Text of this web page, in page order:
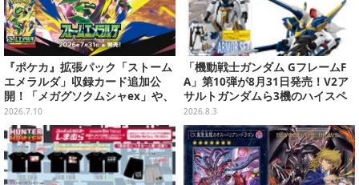
『ポケカ』拡張パック「ストーム
エメラルダ」収録カード追加公
開！「メガグソクムシャex」や、
2枚1組で使うスタジアムがさらに
登場
2026.7.10
「機動戦士ガンダム GフレームF
A」第10弾が8月31日発売！V2ア
サルトガンダムら3機のハイスペ
ック可動フィギュア
2026.8.3